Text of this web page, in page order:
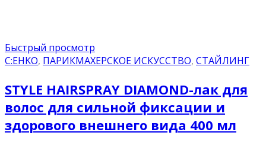
Быстрый просмотр
C:EHKO, ПАРИКМАХЕРСКОЕ ИСКУССТВО, СТАЙЛИНГ
STYLE HAIRSPRAY DIAMOND-лак для
волос для сильной фиксации и
здорового внешнего вида 400 мл